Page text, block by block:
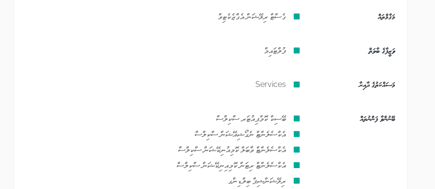
މަޤާމްތައް ގެސްޓް ރިލޭޝަން އެގްޒެކެޓިވް
ވަޒީފާގެ ބާވަތް ފުލްޓައިމް
މަސައްކަތުގެ ދާއިރާ Services
ބޭނުންވާ ފަންނުތައް
ބޭސިކް ކޮމްޕިއުޓަރ ސްކިލްސް
އެކްސެލެންޓް ނެގޯޝިއޭޝަން ސްކިލްސް
އެކްސެލެންޓް ވާބަލް ކޮމިއުނިކޭޝަން ސްކިލްސް
އެކްސެލެންޓް ރިޓަން ކޮމިއިނިކޭޝަން ސްކިލްސް
ރިލޭޝަންޝިޕް ބިލްޑިންގ